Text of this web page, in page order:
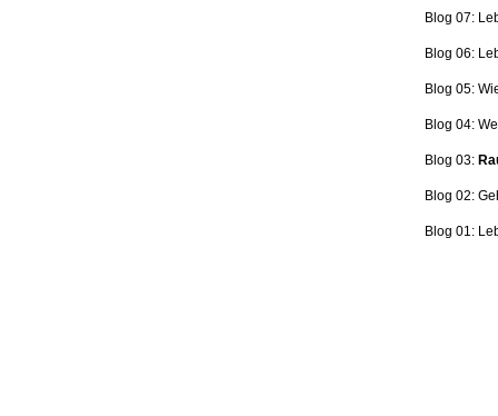
Blog 07:
Blog 06:
Blog 05:
Blog 04:
Blog 03:
Blog 02:
Blog 01: